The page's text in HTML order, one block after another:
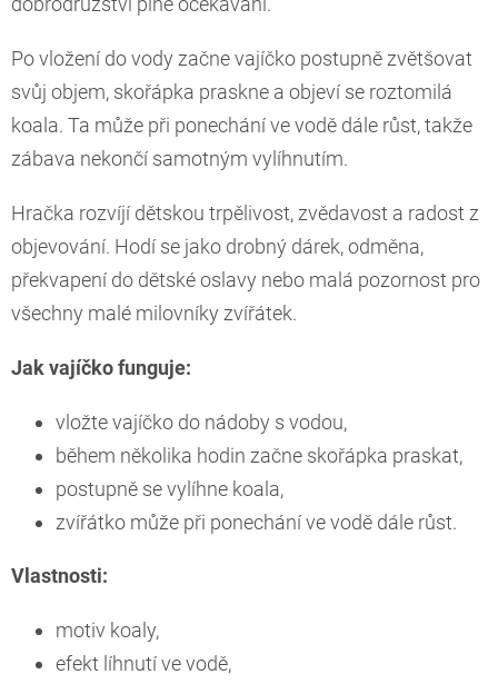
Po vložení do vody začne vajíčko postupně zvětšovat
svůj objem, skořápka praskne a objeví se roztomilá
koala. Ta může při ponechání ve vodě dále růst, takže
zábava nekončí samotným vylíhnutím.
Hračka rozvíjí dětskou trpělivost, zvědavost a radost z
objevování. Hodí se jako drobný dárek, odměna,
překvapení do dětské oslavy nebo malá pozornost pro
všechny malé milovníky zvířátek.
Jak vajíčko funguje:
vložte vajíčko do nádoby s vodou,
během několika hodin začne skořápka praskat,
postupně se vylíhne koala,
zvířátko může při ponechání ve vodě dále růst.
Vlastnosti:
motiv koaly,
efekt líhnutí ve vodě,